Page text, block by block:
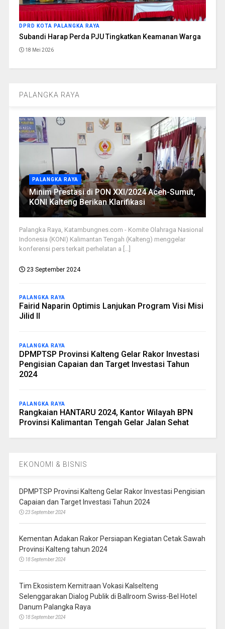
DPRD KOTA PALANGKA RAYA
Subandi Harap Perda PJU Tingkatkan Keamanan Warga
18 Mei 2026
PALANGKA RAYA
PALANGKA RAYA
Minim Prestasi di PON XXI/2024 Aceh-Sumut,
KONI Kalteng Berikan Klarifikasi
Palangka Raya, Katambungnes.com - Komite Olahraga Nasional
Indonesia (KONI) Kalimantan Tengah (Kalteng) menggelar
konferensi pers terkait perhelatan a [...]
23 September 2024
PALANGKA RAYA
Fairid Naparin Optimis Lanjukan Program Visi Misi
Jilid II
PALANGKA RAYA
DPMPTSP Provinsi Kalteng Gelar Rakor Investasi
Pengisian Capaian dan Target Investasi Tahun
2024
PALANGKA RAYA
Rangkaian HANTARU 2024, Kantor Wilayah BPN
Provinsi Kalimantan Tengah Gelar Jalan Sehat
EKONOMI & BISNIS
DPMPTSP Provinsi Kalteng Gelar Rakor Investasi Pengisian
Capaian dan Target Investasi Tahun 2024
23 September 2024
Kementan Adakan Rakor Persiapan Kegiatan Cetak Sawah
Provinsi Kalteng tahun 2024
18 September 2024
Tim Ekosistem Kemitraan Vokasi Kalselteng
Selenggarakan Dialog Publik di Ballroom Swiss-Bel Hotel
Danum Palangka Raya
18 September 2024